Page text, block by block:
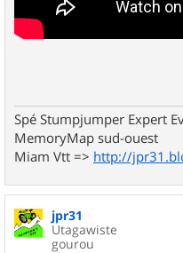
Spé Stumpjumper Expert
MemoryMap sud-ouest
Miam Vtt => http://
jpr31
Utagawiste
gourou